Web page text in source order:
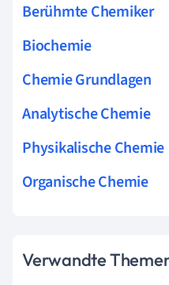
Berühmte Chemiker
Biochemie
Chemie Grundlagen
Analytische Chemie
Physikalische Chemie
Organische Chemie
Verwandte